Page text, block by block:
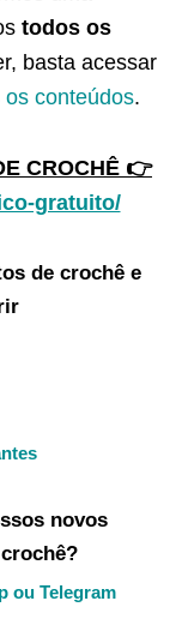
todos os
basta acessar
os conteúdos.
CROCHÊ 👉
gratuito/
de crochê e
novos
ou Telegram